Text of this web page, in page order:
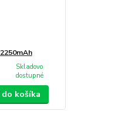
Skladovo
dostupné
košíka